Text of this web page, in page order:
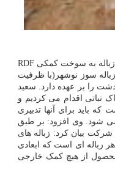
عکس به نقل از صندوق نوآوری و شکوفایی، مراسم شروع به کار دستگاه تبدیل زباله به سوخت کمکی RDF در نیروگاه زباله سوز نوشهر ظهر امروز ۱۴۰۱ اجرا شد. دستگاه تبدیل زباله به سوخت کمکی RDF
سوز نوشهر(با ظرفیت
کلاردشت را بر عهده دارد. سعید
تولید کود و خاک نباتی اقدام می کردیم و
باید برای آنها تدبیری
شود، اظهار داشت: از این مقدار در حدود ۶ هزار تن در شهر تهران تولید می شود. وی افزود: بر طبق
بیان کرد: زباله های
زباله ای است که ابعادی
محصول از هیچ کمک خارجی